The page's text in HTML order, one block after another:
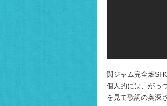
関ジャム完全燃
個人的には、がっ
を見て歌詞の奥深